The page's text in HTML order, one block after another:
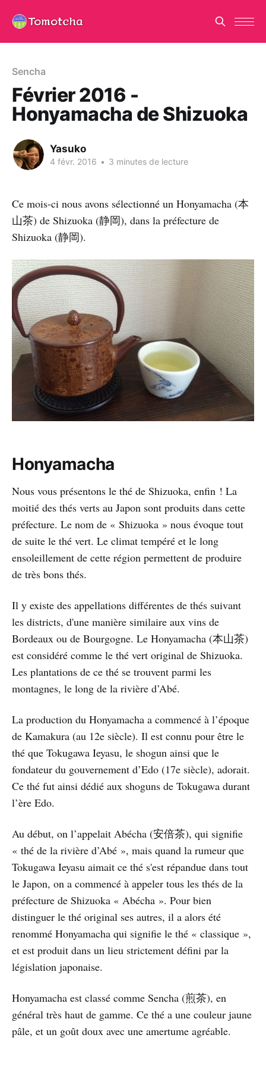
Sencha
Février 2016 -
Honyamacha de Shizuoka
Yasuko
4 févr. 2016 • 3 minutes de lecture
Ce mois-ci nous avons sélectionné un Honyamacha (本
山茶) de Shizuoka (静岡), dans la préfecture de
Shizuoka (静岡).
Honyamacha
Nous vous présentons le thé de Shizuoka, enfin ! La
moitié des thés verts au Japon sont produits dans cette
préfecture. Le nom de « Shizuoka » nous évoque tout
de suite le thé vert. Le climat tempéré et le long
ensoleillement de cette région permettent de produire
de très bons thés.
Il y existe des appellations différentes de thés suivant
les districts, d'une manière similaire aux vins de
Bordeaux ou de Bourgogne. Le Honyamacha (本山茶)
est considéré comme le thé vert original de Shizuoka.
Les plantations de ce thé se trouvent parmi les
montagnes, le long de la rivière d’Abé.
La production du Honyamacha a commencé à l’époque
de Kamakura (au 12e siècle). Il est connu pour être le
thé que Tokugawa Ieyasu, le shogun ainsi que le
fondateur du gouvernement d’Edo (17e siècle), adorait.
Ce thé fut ainsi dédié aux shoguns de Tokugawa durant
l’ère Edo.
Au début, on l’appelait Abécha (安倍茶), qui signifie
« thé de la rivière d’Abé », mais quand la rumeur que
Tokugawa Ieyasu aimait ce thé s'est répandue dans tout
le Japon, on a commencé à appeler tous les thés de la
préfecture de Shizuoka « Abécha ». Pour bien
distinguer le thé original ses autres, il a alors été
renommé Honyamacha qui signifie le thé « classique »,
et est produit dans un lieu strictement défini par la
législation japonaise.
Honyamacha est classé comme Sencha (煎茶), en
général très haut de gamme. Ce thé a une couleur jaune
pâle, et un goût doux avec une amertume agréable.